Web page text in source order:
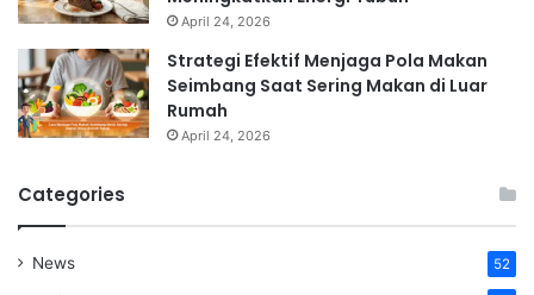
April 24, 2026
Strategi Efektif Menjaga Pola Makan
Seimbang Saat Sering Makan di Luar
Rumah
April 24, 2026
Categories
News 52